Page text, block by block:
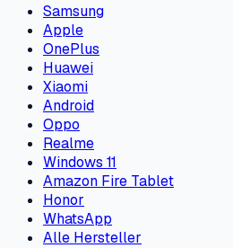
Samsung
Apple
OnePlus
Huawei
Xiaomi
Android
Oppo
Realme
Windows 11
Amazon Fire Tablet
Honor
WhatsApp
Alle Hersteller